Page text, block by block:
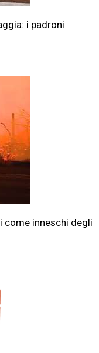
i padroni
come inneschi degli